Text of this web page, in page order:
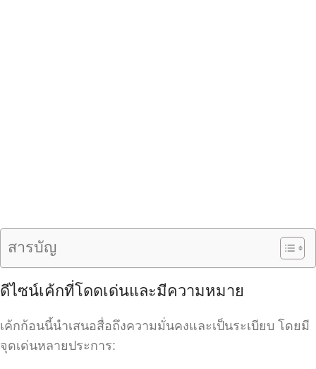
สารบัญ
ดีไซน์เค้กที่โดดเด่นและมีความหมาย
เค้กก้อนนี้นำเสนอสื่อถึงความมั่นคงและเป็นระเบียบ โดยมี
จุดเด่นหลายประการ: